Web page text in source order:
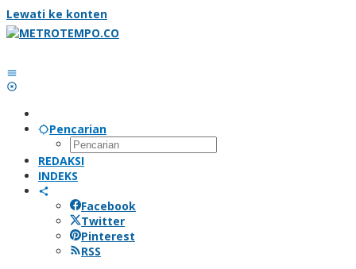
Lewati ke konten
Pencarian
REDAKSI
INDEKS
Facebook
Twitter
Pinterest
RSS